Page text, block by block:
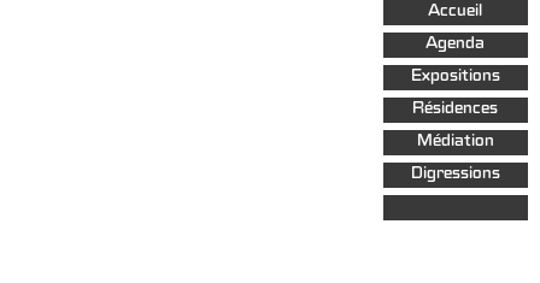
Aller au
contenu
principal
Accueil
Agenda
Expositions
Résidences
Médiation
Digressions